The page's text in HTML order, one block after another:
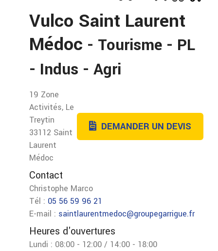
Vulco Saint Laurent
Médoc - Tourisme - PL
- Indus - Agri
19 Zone
Activités, Le
Treytin
33112 Saint
Laurent
Médoc
DEMANDER UN DEVIS
Contact
Christophe Marco
Tél : 05 56 59 96 21
E-mail : saintlaurentmedoc@groupegarrigue.fr
Heures d'ouvertures
Lundi : 08:00 - 12:00 / 14:00 - 18:00